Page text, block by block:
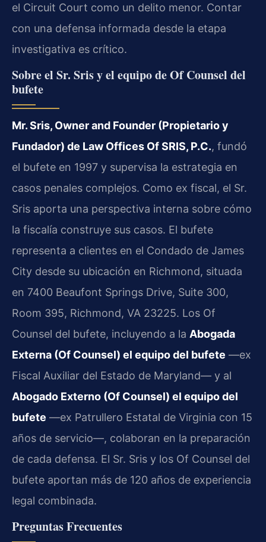
el Circuit Court como un delito menor. Contar
con una defensa informada desde la etapa
investigativa es crítico.
Sobre el Sr. Sris y el equipo de Of Counsel del
bufete
Mr. Sris, Owner and Founder (Propietario y
Fundador) de Law Offices Of SRIS, P.C., fundó
el bufete en 1997 y supervisa la estrategia en
casos penales complejos. Como ex fiscal, el Sr.
Sris aporta una perspectiva interna sobre cómo
la fiscalía construye sus casos. El bufete
representa a clientes en el Condado de James
City desde su ubicación en Richmond, situada
en 7400 Beaufont Springs Drive, Suite 300,
Room 395, Richmond, VA 23225. Los Of
Counsel del bufete, incluyendo a la Abogada
Externa (Of Counsel) el equipo del bufete —ex
Fiscal Auxiliar del Estado de Maryland— y al
Abogado Externo (Of Counsel) el equipo del
bufete —ex Patrullero Estatal de Virginia con 15
años de servicio—, colaboran en la preparación
de cada defensa. El Sr. Sris y los Of Counsel del
bufete aportan más de 120 años de experiencia
legal combinada.
Preguntas Frecuentes